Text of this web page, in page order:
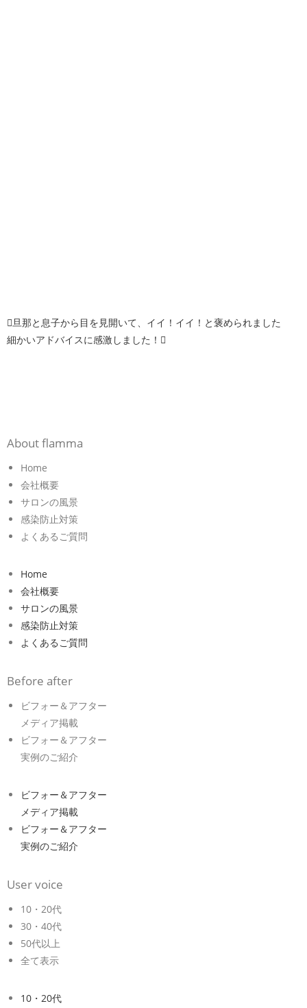
旦那と息子から目を見開いて、イイ！イイ！と褒められました
細かいアドバイスに感激しました！
About flamma
Home
会社概要
サロンの風景
感染防止対策
よくあるご質問
Home
会社概要
サロンの風景
感染防止対策
よくあるご質問
Before after
ビフォー＆アフター
メディア掲載
ビフォー＆アフター
実例のご紹介
ビフォー＆アフター
メディア掲載
ビフォー＆アフター
実例のご紹介
User voice
10・20代
30・40代
50代以上
全て表示
10・20代